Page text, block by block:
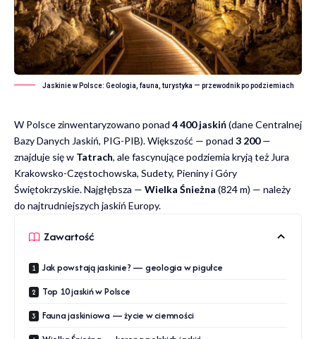
Jaskinie w Polsce: Geologia, fauna, turystyka — przewodnik po podziemiach
W Polsce zinwentaryzowano ponad 4 400 jaskiń(dane Centralnej
Bazy Danych Jaskiń, PIG-PIB). Większość — ponad 3 200—
znajduje się w Tatrach, ale fascynujące podziemia kryją też Jura
Krakowsko-Częstochowska, Sudety, Pieniny i Góry
Świętokrzyskie. Najgłębsza — Wielka Śnieżna (824 m) — należy
do najtrudniejszych jaskiń Europy.
Zawartość
Jak powstają jaskinie? — geologia w pigułce
Top 10 jaskiń w Polsce
Fauna jaskiniowa — życie w ciemności